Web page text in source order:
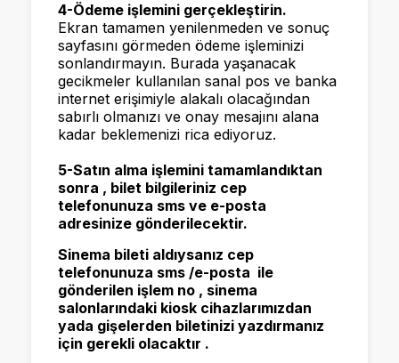
4-Ödeme işlemini gerçekleştirin.
Ekran tamamen yenilenmeden ve sonuç
sayfasını görmeden ödeme işleminizi
sonlandırmayın. Burada yaşanacak
gecikmeler kullanılan sanal pos ve banka
internet erişimiyle alakalı olacağından
sabırlı olmanızı ve onay mesajını alana
kadar beklemenizi rica ediyoruz.
5-Satın alma işlemini tamamlandıktan
sonra , bilet bilgileriniz cep
telefonunuza sms ve e-posta
adresinize gönderilecektir.
Sinema bileti aldıysanız cep
telefonunuza sms /e-posta ile
gönderilen işlem no , sinema
salonlarındaki kiosk cihazlarımızdan
yada gişelerden biletinizi yazdırmanız
için gerekli olacaktır .